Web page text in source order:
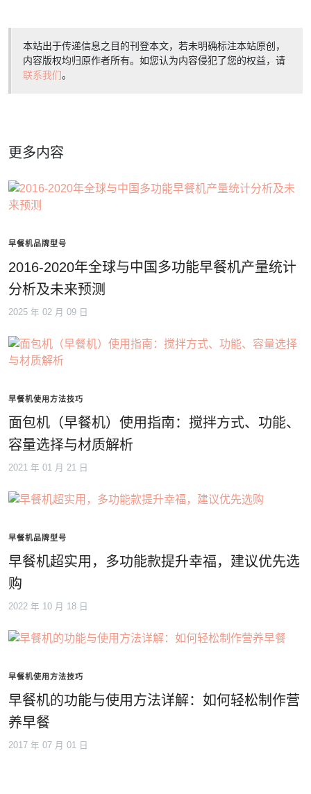
本站出于传递信息之目的刊登本文，若未明确标注本站原创，
内容版权均归原作者所有。如您认为内容侵犯了您的权益，请
联系我们。
更多内容
早餐机品牌型号
2016-2020年全球与中国多功能早餐机产量统计
分析及未来预测
2025 年 02 月 09 日
早餐机使用方法技巧
面包机（早餐机）使用指南：搅拌方式、功能、
容量选择与材质解析
2021 年 01 月 21 日
早餐机品牌型号
早餐机超实用，多功能款提升幸福，建议优先选
购
2022 年 10 月 18 日
早餐机使用方法技巧
早餐机的功能与使用方法详解：如何轻松制作营
养早餐
2017 年 07 月 01 日